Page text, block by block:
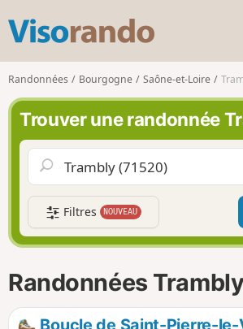
s
o
r
n
d
o
Randonnées Bourgogne Saône-et-Loire
Trouver une randonnée
Filtres NOUVEAU
Randonnées
Boucle de Saint-Pierre-le-